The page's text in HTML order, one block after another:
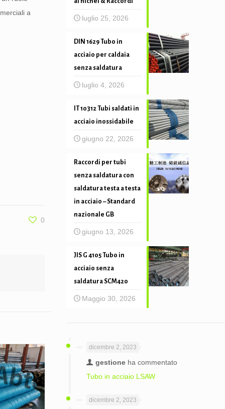
a
0
luglio 25, 2026
DIN 1629 Tubo in
acciaio per caldaia
senza saldatura
luglio 4, 2026
IT 10312 Tubi saldati in
acciaio inossidabile
giugno 22, 2026
Raccordi per tubi
senza saldatura con
saldatura testa a testa
in acciaio – Standard
nazionale GB
giugno 13, 2026
JIS G 4105 Tubo in
acciaio senza
saldatura SCM420
Maggio 30, 2026
dicembre 2, 2023
gestioneha commentato
Tubo in acciaio LSAW
dicembre 2, 2023